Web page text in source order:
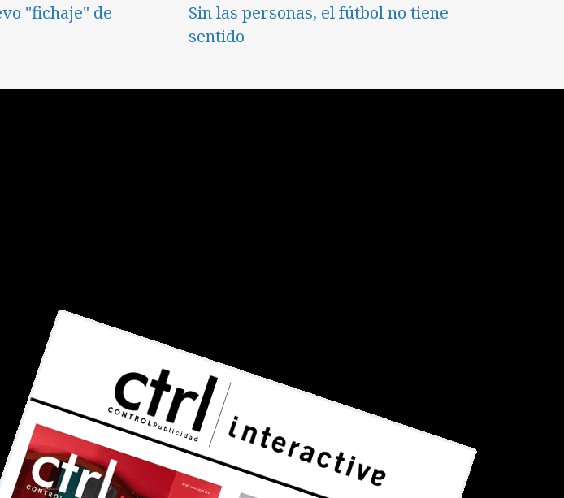
"fichaje" de
Sin las personas, el fútbol no tiene
sentido